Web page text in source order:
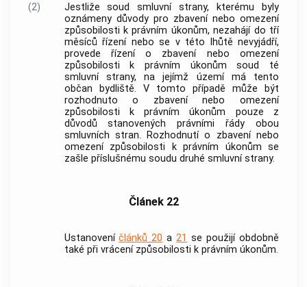
(2)
Jestliže soud smluvní strany, kterému byly
oznámeny důvody pro zbavení nebo omezení
způsobilosti k právním úkonům, nezahájí do tří
měsíců řízení nebo se v této lhůtě nevyjádří,
provede řízení o zbavení nebo omezení
způsobilosti k právním úkonům soud té
smluvní strany, na jejímž území má tento
občan bydliště. V tomto případě může být
rozhodnuto o zbavení nebo omezení
způsobilosti k právním úkonům pouze z
důvodů stanovených právními řády obou
smluvních stran. Rozhodnutí o zbavení nebo
omezení způsobilosti k právním úkonům se
zašle příslušnému soudu druhé smluvní strany.
Článek 22
Ustanoveníčlánků 20 a21 se použijí obdobně
také při vrácení způsobilosti k právním úkonům.